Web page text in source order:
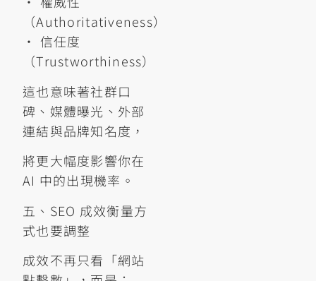
（Authoritativeness）
• 信任度
（Trustworthiness）
這也意味著社群口
碑、媒體曝光、外部
連結與品牌知名度，
將更大幅度影響你在
AI 中的出現機率。
五、SEO 成效衡量方
式也要調整
成效不再只看「網站